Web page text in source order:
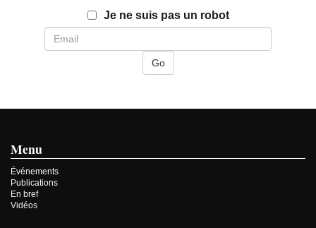
Je ne suis pas un robotEmail
Menu
Événements
Publications
En bref
Vidéos